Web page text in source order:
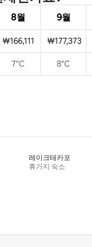
8월 9월
₩166,111 ₩177,373
7°C 8°C
레이크테카포
휴가지 숙소